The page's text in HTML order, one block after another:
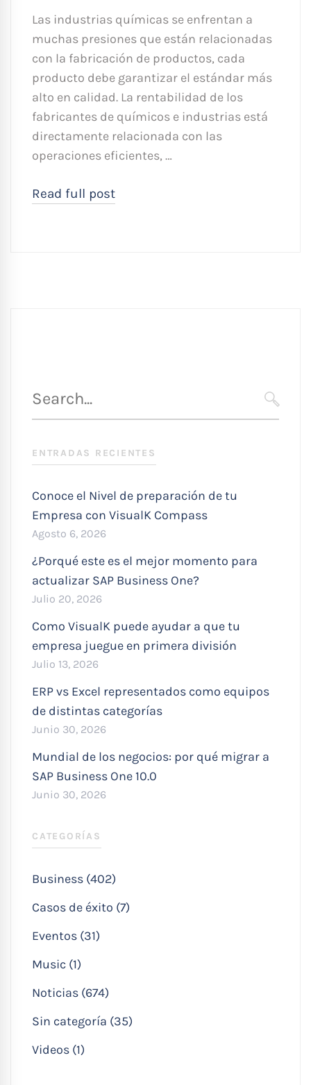
Las industrias químicas se enfrentan a
muchas presiones que están relacionadas
con la fabricación de productos, cada
producto debe garantizar el estándar más
alto en calidad. La rentabilidad de los
fabricantes de químicos e industrias está
directamente relacionada con las
operaciones eficientes, …
Read full post
para
ENTRADAS RECIENTES
Conoce el Nivel de preparación de tu
Empresa con VisualK Compass
Agosto 6, 2026
¿Porqué este es el mejor momento para
actualizar SAP Business One?
Julio 20, 2026
Como VisualK puede ayudar a que tu
empresa juegue en primera división
Julio 13, 2026
ERP vs Excel representados como equipos
de distintas categorías
Junio 30, 2026
Mundial de los negocios: por qué migrar a
SAP Business One 10.0
Junio 30, 2026
CATEGORÍAS
Business (402)
Casos de éxito (7)
Eventos (31)
Music (1)
Noticias (674)
Sin categoría (35)
Videos (1)